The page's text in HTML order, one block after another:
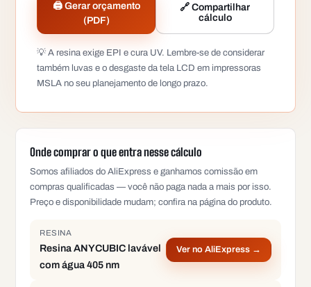
🖨️ Gerar orçamento
(PDF)
🔗 Compartilhar
cálculo
💡 A resina exige EPI e cura UV. Lembre-se de considerar
também luvas e o desgaste da tela LCD em impressoras
MSLA no seu planejamento de longo prazo.
Onde comprar o que entra nesse cálculo
Somos afiliados do AliExpress e ganhamos comissão em
compras qualificadas — você não paga nada a mais por isso.
Preço e disponibilidade mudam; confira na página do produto.
RESINA
Resina ANYCUBIC lavável
com água 405 nm
Ver no AliExpress →